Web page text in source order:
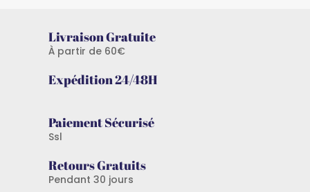
Livraison Gratuite
À partir de 60€
Expédition 24/48H
Paiement Sécurisé
Ssl
Retours Gratuits
Pendant 30 jours